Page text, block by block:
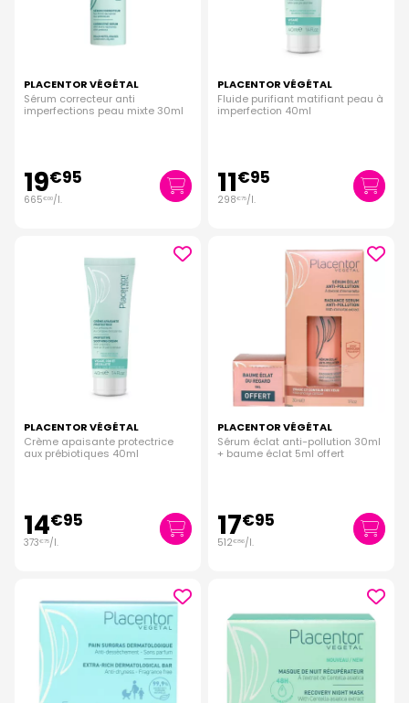
PLACENTOR VÉGÉTAL
Sérum correcteur anti
imperfections peau mixte 30ml
19€95
665€00/l.
PLACENTOR VÉGÉTAL
Fluide purifiant matifiant peau à
imperfection 40ml
11€95
298€75/l.
PLACENTOR VÉGÉTAL
Crème apaisante protectrice
aux prébiotiques 40ml
14€95
373€75/l.
PLACENTOR VÉGÉTAL
Sérum éclat anti-pollution 30ml
+ baume éclat 5ml offert
17€95
512€86/l.